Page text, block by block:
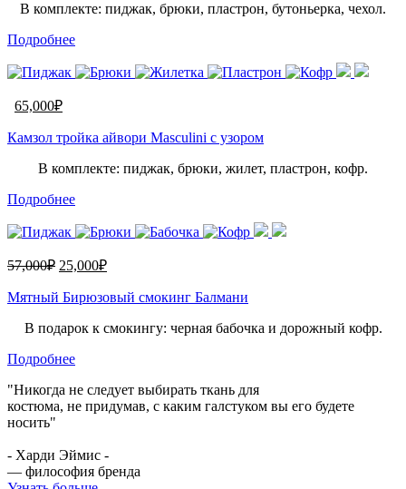
В комплекте: пиджак, брюки, пластрон, бутоньерка, чехол.
Подробнее
65,000₽
Камзол тройка айвори Masculini с узором
В комплекте: пиджак, брюки, жилет, пластрон, кофр.
Подробнее
57,000₽ 25,000₽
Мятный Бирюзовый смокинг Балмани
В подарок к смокингу: черная бабочка и дорожный кофр.
Подробнее
"Никогда не следует выбирать ткань для
костюма, не придумав, с каким галстуком вы его будете
носить"
- Харди Эймис -
— философия бренда